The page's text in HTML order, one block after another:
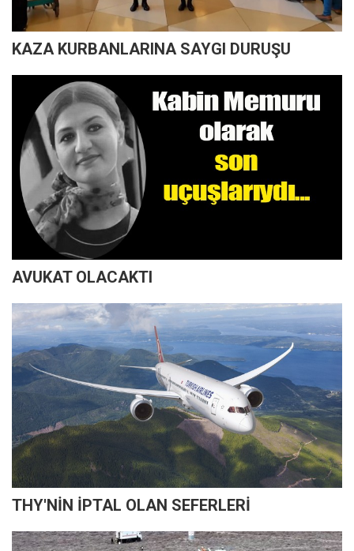
KAZA KURBANLARINA SAYGI DURUŞU
AVUKAT OLACAKTI
THY'NİN İPTAL OLAN SEFERLERİ